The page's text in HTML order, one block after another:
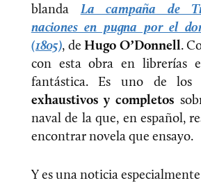
blanda La campaña de
naciones en pugna por el
(1805), deHugo O’Donnell.
con esta obra en librerías
fantástica. Es uno de
exhaustivos y completos
naval de la que, en español,
encontrar novela que ensayo.
Y es una noticia